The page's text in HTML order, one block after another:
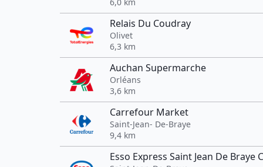
Relais Du Coudray
Olivet
6,3 km
Auchan Supermarche
Orléans
3,6 km
Carrefour Market
Saint-Jean- De-Braye
9,4 km
Esso Express Saint Jean De Braye